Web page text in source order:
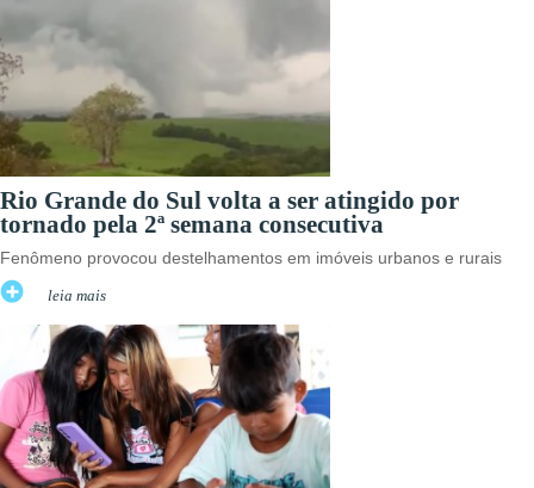
Rio Grande do Sul volta a ser atingido por
tornado pela 2ª semana consecutiva
Fenômeno provocou destelhamentos em imóveis urbanos e rurais
leia mais